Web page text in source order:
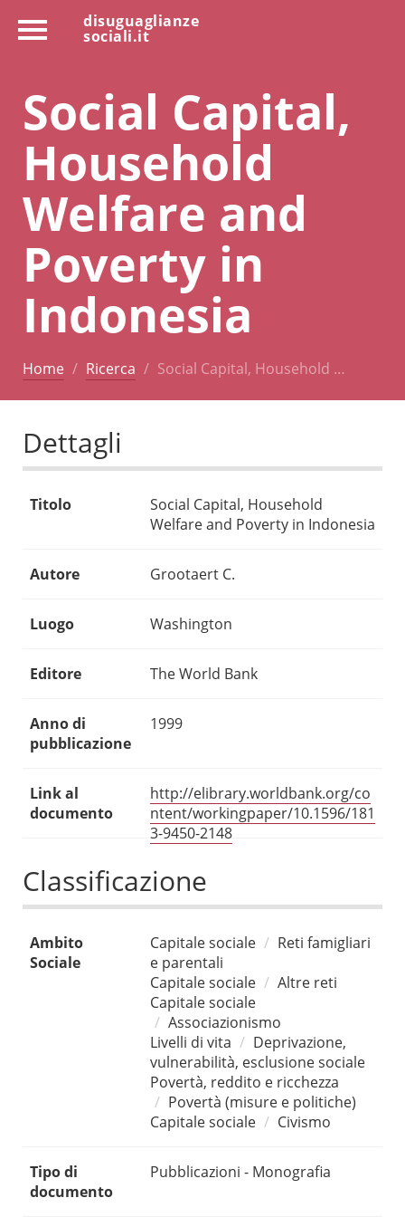
disuguaglianze
sociali.it
Social Capital,
Household
Welfare and
Poverty in
Indonesia
Home Ricerca Social Capital, Household …
Dettagli
Titolo
Social Capital, Household
Welfare and Poverty in Indonesia
Autore Grootaert C.
Luogo Washington
Editore The World Bank
Anno di
pubblicazione
1999
Link al
documento
http://elibrary.worldbank.org/co
ntent/workingpaper/10.1596/181
3-9450-2148
Classificazione
Ambito
Sociale
Capitale sociale
Reti famigliari
e parentali
Capitale sociale
Altre reti
Capitale sociale
Associazionismo
Livelli di vita
Deprivazione,
vulnerabilità, esclusione sociale
Povertà, reddito e ricchezza
Povertà (misure e politiche)
Capitale sociale
Civismo
Tipo di
documento
Pubblicazioni - Monografia